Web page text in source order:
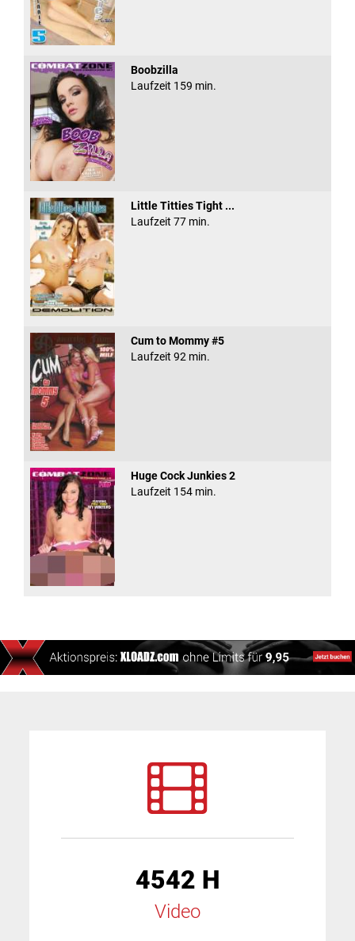
Boobzilla
Laufzeit 159 min.
Little Titties Tight ...
Laufzeit 77 min.
Cum to Mommy #5
Laufzeit 92 min.
Huge Cock Junkies 2
Laufzeit 154 min.
4542 H
Video